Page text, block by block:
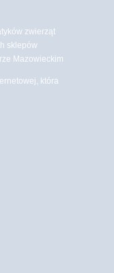
zwierząt
sklepów
Mazowieckim
która